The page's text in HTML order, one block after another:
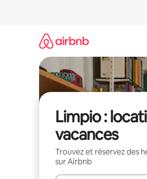
Limpio :
vacances
Trouvez et réservez des
sur Airbnb